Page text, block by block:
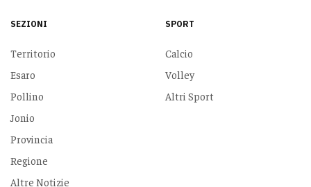
SEZIONI
Territorio
Esaro
Pollino
Jonio
Provincia
Regione
Altre Notizie
SPORT
Calcio
Volley
Altri Sport